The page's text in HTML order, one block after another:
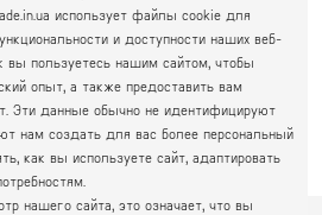
Академгородок
КРЫМСКОГО, 4А
063 777-59-79
067 111-01-47
050 777-16-00
использует файлы cookie для
и доступности наших веб-
вы пользуетесь нашим сайтом, чтобы
опыт, а также предоставить вам
Эти данные обычно не идентифицируют
нам создать для вас более персональный
как вы используете сайт, адаптировать
нашего сайта, это означает, что вы